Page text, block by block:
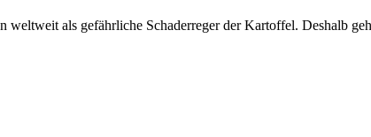
als gefährliche Schaderreger der Kartoffel. Deshalb